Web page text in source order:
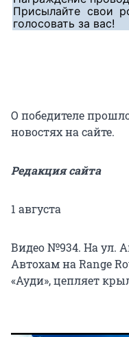
Присылайте свои
голосовать за вас!
О победителе
новостях на сайте.
Редакция сайта
1 августа
Видео №934. На ул.
Автохам на Range
«Ауди», цепляет